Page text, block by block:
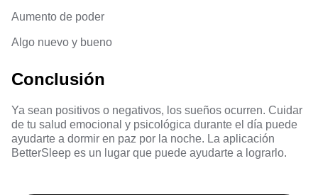
Aumento de poder
Algo nuevo y bueno
Conclusión
Ya sean positivos o negativos, los sueños ocurren. Cuidar
de tu salud emocional y psicológica durante el día puede
ayudarte a dormir en paz por la noche. La aplicación
BetterSleep es un lugar que puede ayudarte a lograrlo.